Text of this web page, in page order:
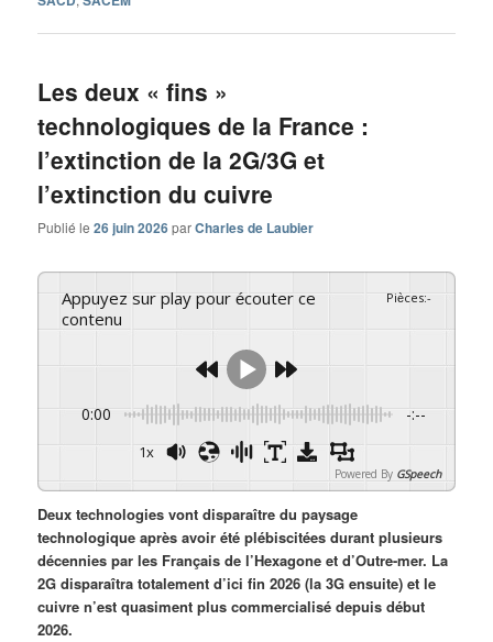
Les deux « fins »
technologiques de la France :
l’extinction de la 2G/3G et
l’extinction du cuivre
Publié le26 juin 2026parCharles de Laubier
Appuyez sur play pour écouter ce
contenu
Pièces:-
0:00 -:--
1x
Powered By GSpeech
Deux technologies vont disparaître du paysage
technologique après avoir été plébiscitées durant plusieurs
décennies par les Français de l’Hexagone et d’Outre-mer. La
2G disparaîtra totalement d’ici fin 2026 (la 3G ensuite) et le
cuivre n’est quasiment plus commercialisé depuis début
2026.